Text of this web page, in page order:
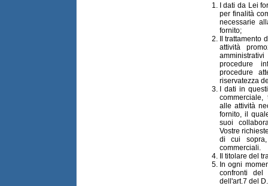
I dati da Lei
per finalità
necessarie
fornito;
Il trattamento
attività
procedure
procedure
riservatezza
I dati in
alle attività
fornito, il
suoi
Vostre
di cui
commerciali.
Il titolare del
In ogni
confronti del
dell'art.7 del